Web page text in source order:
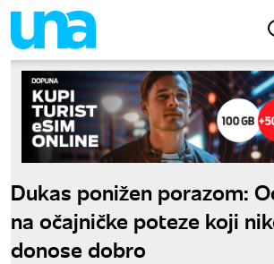
Dukas ponižen porazom:
na očajničke poteze koji
donose dobro